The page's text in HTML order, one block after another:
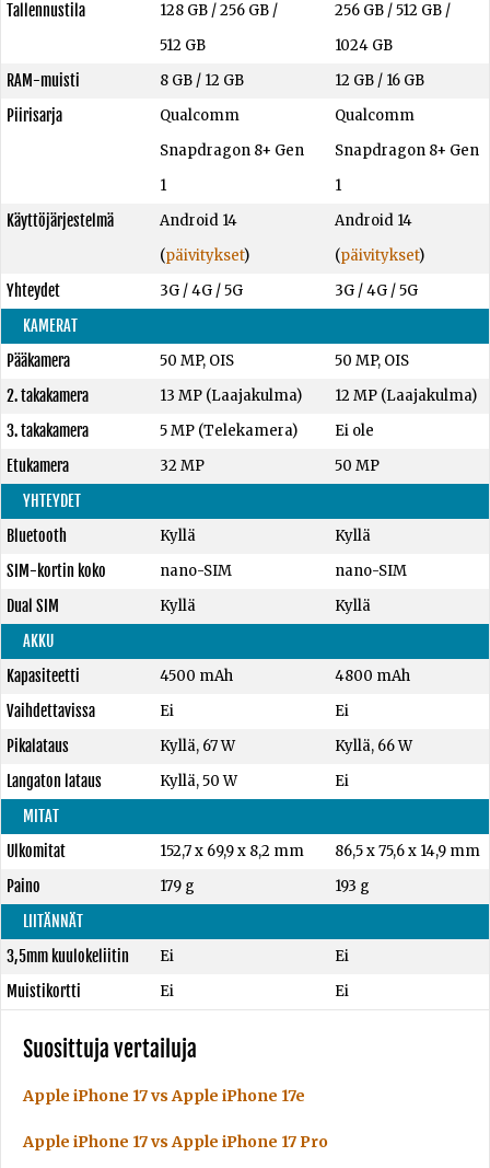
Tallennustila
128 GB/256 GB/
512 GB
256 GB /512 GB /
1024 GB
RAM-muisti
8 GB/ 12 GB 12 GB / 16 GB
Piirisarja
Qualcomm
Snapdragon 8+ Gen
1
Qualcomm
Snapdragon 8+ Gen
1
Käyttöjärjestelmä
Android 14
(päivitykset)
Android 14
(päivitykset)
Yhteydet
3G / 4G / 5G
3G / 4G / 5G
KAMERAT
Pääkamera
50 MP, OIS
50 MP, OIS
2. takakamera
13 MP (Laajakulma)
12 MP (Laajakulma)
3. takakamera
5 MP (Telekamera)
Ei ole
Etukamera
32 MP
50 MP
YHTEYDET
Bluetooth
Kyllä
Kyllä
SIM-kortin koko
nano-SIM
nano-SIM
Dual SIM
Kyllä
Kyllä
AKKU
Kapasiteetti
4500 mAh
4800 mAh
Vaihdettavissa
Ei
Ei
Pikalataus
Kyllä, 67 W
Kyllä, 66 W
Langaton lataus
Kyllä, 50 W
Ei
MITAT
Ulkomitat
152,7 x 69,9 x 8,2 mm
86,5 x 75,6 x 14,9 mm
Paino
179 g
193 g
LIITÄNNÄT
3,5mm kuulokeliitin
Ei
Ei
Muistikortti
Ei Ei
Suosittuja vertailuja
Apple iPhone 17 vs Apple iPhone 17e
Apple iPhone 17 vs Apple iPhone 17 Pro